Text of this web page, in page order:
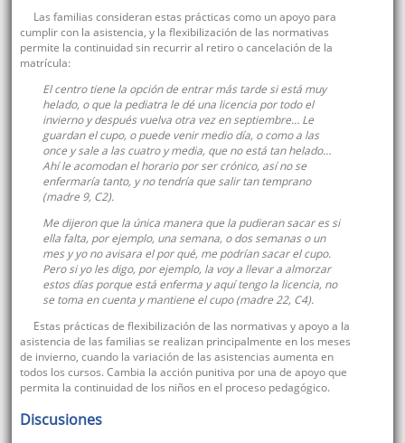
Las familias consideran estas prácticas como un apoyo para
cumplir con la asistencia, y la flexibilización de las normativas
permite la continuidad sin recurrir al retiro o cancelación de la
matrícula:
El centro tiene la opción de entrar más tarde si está muy
helado, o que la pediatra le dé una licencia por todo el
invierno y después vuelva otra vez en septiembre… Le
guardan el cupo, o puede venir medio día, o como a las
once y sale a las cuatro y media, que no está tan helado…
Ahí le acomodan el horario por ser crónico, así no se
enfermaría tanto, y no tendría que salir tan temprano
(madre 9, C2).
Me dijeron que la única manera que la pudieran sacar es si
ella falta, por ejemplo, una semana, o dos semanas o un
mes y yo no avisara el por qué, me podrían sacar el cupo.
Pero si yo les digo, por ejemplo, la voy a llevar a almorzar
estos días porque está enferma y aquí tengo la licencia, no
se toma en cuenta y mantiene el cupo (madre 22, C4).
Estas prácticas de flexibilización de las normativas y apoyo a la
asistencia de las familias se realizan principalmente en los meses
de invierno, cuando la variación de las asistencias aumenta en
todos los cursos. Cambia la acción punitiva por una de apoyo que
permita la continuidad de los niños en el proceso pedagógico.
Discusiones